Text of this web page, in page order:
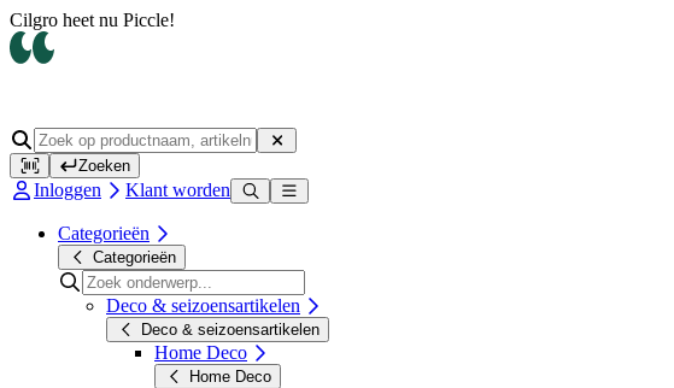
Cilgro heet nu Piccle!
Zoeken
Inloggen Klant worden
Categorieën
Categorieën
Deco & seizoensartikelen
Deco & seizoensartikelen
Home Deco
Home Deco